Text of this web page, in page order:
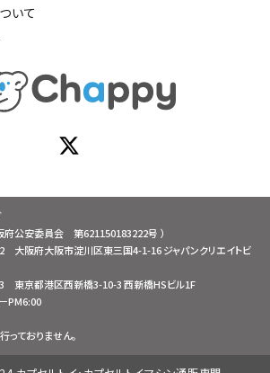
いて
公安委員会 第621150183222号 ）
大阪府大阪市淀川区東三国4-1-16 ジャパンクリエイトビ
東京都港区西新橋3-10-3 西新橋HSビル1F
PM6:00
ておりません。